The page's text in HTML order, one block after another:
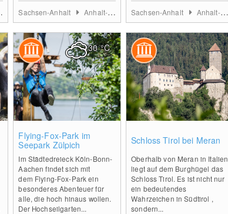
Sachsen-Anhalt Anhalt-Dessau-Wittenberg Sachsen-Anhalt Anhalt-Dessau-Wittenberg
Flying-Fox-Park im
Seepark Zülpich
Im Städtedreieck Köln-Bonn-
Aachen findet sich mit
dem Flying-Fox-Park ein
besonderes Abenteuer für
alle, die hoch hinaus wollen.
Der Hochseilgarten...
30°C
Schloss Tirol bei Meran
Oberhalb von Meran in Italien
liegt auf dem Burghügel das
Schloss Tirol. Es ist nicht nur
ein bedeutendes
Wahrzeichen in Südtirol ,
sondern...